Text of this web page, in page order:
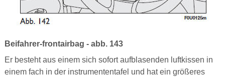
Beifahrer-frontairbag - abb. 143
Er besteht aus einem sich sofort aufblasenden luftkissen in
einem fach in der instrumententafel und hat ein größeres